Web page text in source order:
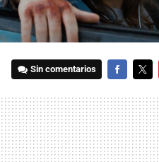
Sin comentarios